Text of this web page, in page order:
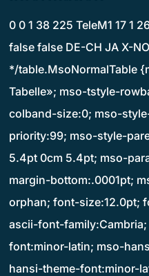
0 0 1 38 225 TeleM1 17 1
false false DE-CH JA X-
*/table.MsoNormalTable
Tabelle»; mso-tstyle-
colband-size:0; mso-
priority:99; mso-style-
5.4pt 0cm 5.4pt; mso-
margin-bottom:.0001pt;
orphan; font-size:12.0pt;
ascii-font-
font:minor-latin; mso-
hansi-theme-font:minor-